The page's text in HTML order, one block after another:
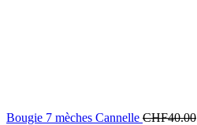
Bougie 7 mèches Cannelle CHF40.00